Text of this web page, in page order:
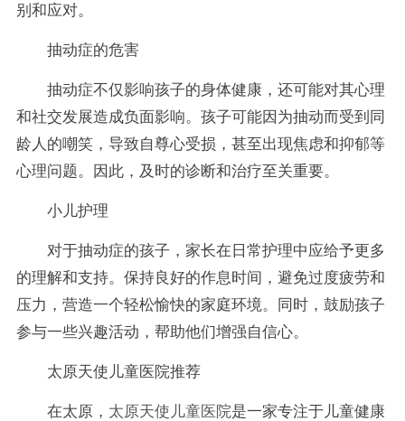
别和应对。
抽动症的危害
抽动症不仅影响孩子的身体健康，还可能对其心理
和社交发展造成负面影响。孩子可能因为抽动而受到同
龄人的嘲笑，导致自尊心受损，甚至出现焦虑和抑郁等
心理问题。因此，及时的诊断和治疗至关重要。
小儿护理
对于抽动症的孩子，家长在日常护理中应给予更多
的理解和支持。保持良好的作息时间，避免过度疲劳和
压力，营造一个轻松愉快的家庭环境。同时，鼓励孩子
参与一些兴趣活动，帮助他们增强自信心。
太原天使儿童医院推荐
在太原， 太原天使儿童医院是一家专注于儿童健康